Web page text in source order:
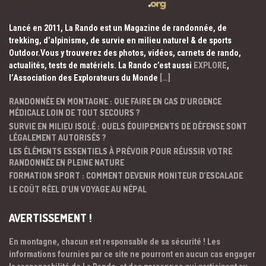
Lancé en 2011, La Rando est un Magazine de randonnée, de
trekking, d’alpinisme, de survie en milieu naturel & de sports
Outdoor.Vous y trouverez des photos, vidéos, carnets de rando,
actualités, tests de matériels. La Rando c’est aussi EXPLORE,
l’Association des Explorateurs du Monde […]
RANDONNÉE EN MONTAGNE : QUE FAIRE EN CAS D’URGENCE
MÉDICALE LOIN DE TOUT SECOURS ?
SURVIE EN MILIEU ISOLÉ : QUELS ÉQUIPEMENTS DE DÉFENSE SONT
LÉGALEMENT AUTORISÉS ?
LES ÉLÉMENTS ESSENTIELS À PRÉVOIR POUR RÉUSSIR VOTRE
RANDONNÉE EN PLEINE NATURE
FORMATION SPORT : COMMENT DEVENIR MONITEUR D’ESCALADE
LE COÛT RÉEL D’UN VOYAGE AU NÉPAL
AVERTISSEMENT !
En montagne, chacun est responsable de sa sécurité ! Les
informations fournies par ce site ne pourront en aucun cas engager